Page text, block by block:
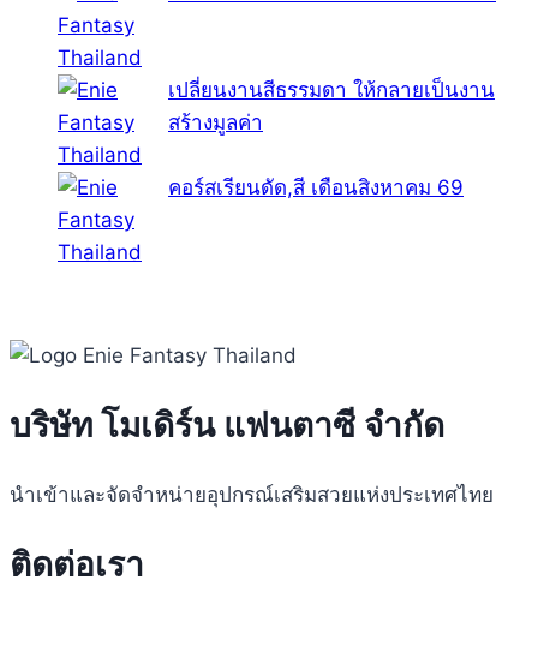
เปลี่ยนงานสีธรรมดา ให้กลายเป็นงาน
สร้างมูลค่า
คอร์สเรียนดัด,สี เดือนสิงหาคม 69
บริษัท โมเดิร์น แฟนตาซี จำกัด
นำเข้าและจัดจำหน่ายอุปกรณ์เสริมสวยแห่งประเทศไทย
ติดต่อเรา